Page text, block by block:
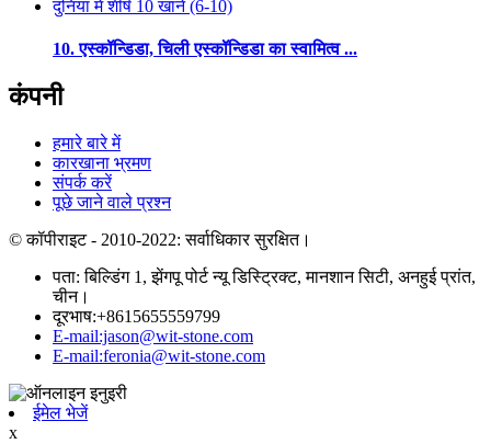
दुनिया में शीर्ष 10 खानें (6-10)
10. एस्कॉन्डिडा, चिली एस्कॉन्डिडा का स्वामित्व ...
कंपनी
हमारे बारे में
कारखाना भ्रमण
संपर्क करें
पूछे जाने वाले प्रश्न
© कॉपीराइट - 2010-2022: सर्वाधिकार सुरक्षित।
पता: बिल्डिंग 1, झेंगपू पोर्ट न्यू डिस्ट्रिक्ट, मानशान सिटी, अनहुई प्रांत,
चीन।
दूरभाष:+8615655559799
E-mail:jason@wit-stone.com
E-mail:feronia@wit-stone.com
ईमेल भेजें
x